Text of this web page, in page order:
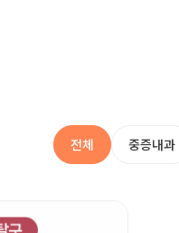
전체 중증내과